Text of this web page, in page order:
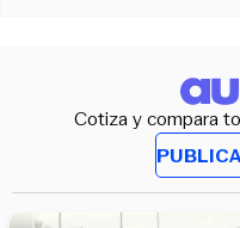
Cotiza y compara